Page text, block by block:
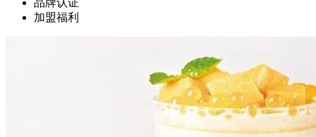
加盟福利